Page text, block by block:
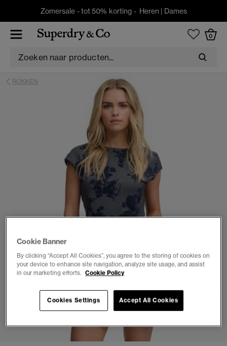
Zomersale - tot 50% korting - Heren | Dames
0
ROKKEN
1 2 3 4 5 6 7
Cookie Banner
By clicking “Accept All Cookies”, you agree to the storing of cookies on
your device to enhance site navigation, analyze site usage, and assist
in our marketing efforts. Cookie Policy
Cookies Settings Accept All Cookies